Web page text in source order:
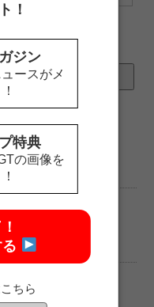
！
ジン
ースがメ
特典
の画像を
ちら